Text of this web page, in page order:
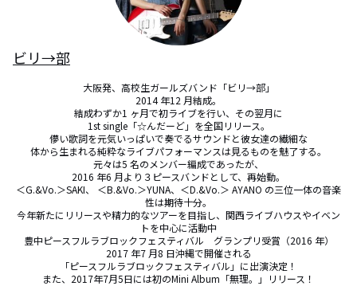
ビリ→部
大阪発、高校生ガールズバンド「ビリ→部」
2014 年12 月結成。
結成わずか1 ヶ月で初ライブを行い、その翌月に
1st single「☆んだーど」を全国リリース。
儚い歌詞を元気いっぱいで奏でるサウンドと彼女達の繊細な
体から生まれる純粋なライブパフォーマンスは見るものを魅了する。
元々は5 名のメンバー編成であったが、
2016 年6 月より３ピースバンドとして、再始動。
＜G.&Vo.＞SAKI、 ＜B.&Vo.＞YUNA、＜D.&Vo.＞ AYANO の三位一体の音楽
性は期待十分。
今年新たにリリースや精力的なツアーを目指し、関西ライブハウスやイベン
トを中心に活動中
豊中ピースフルラブロックフェスティバル　グランプリ受賞（2016 年）
2017 年7 月8 日沖縄で開催される
「ピースフルラブロックフェスティバル」に出演決定！
また、2017年7月5日には初のMini Album「無理。」リリース！